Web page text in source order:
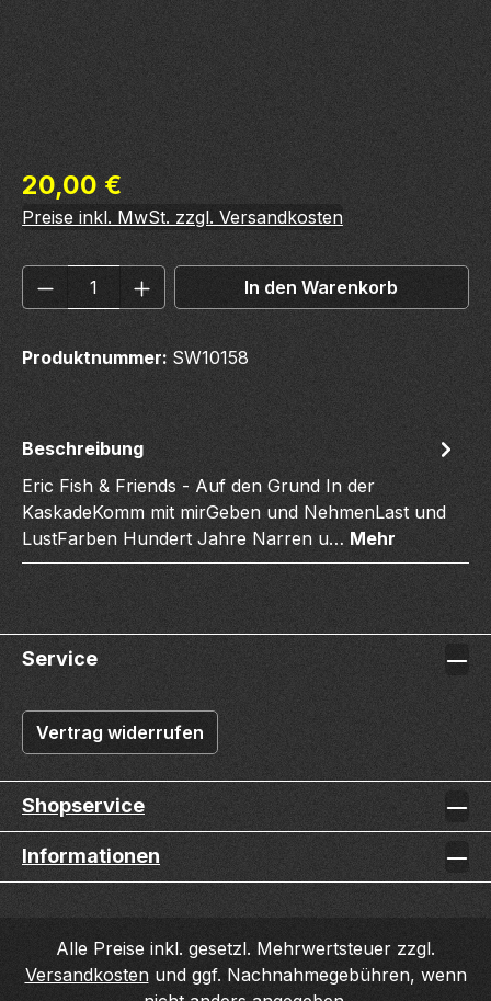
Regulärer Preis:
20,00 €
Preise inkl. MwSt. zzgl. Versandkosten
Produkt Anzahl: Gib denIn den Warenkorb
Produktnummer: SW10158
Beschreibung
Eric Fish & Friends - Auf den Grund In der
KaskadeKomm mit mirGeben und NehmenLast und
LustFarben Hundert Jahre Narren u… Mehr
Service
Vertrag widerrufen
Shopservice
Informationen
Alle Preise inkl. gesetzl. Mehrwertsteuer zzgl.
Versandkostenund ggf. Nachnahmegebühren, wenn